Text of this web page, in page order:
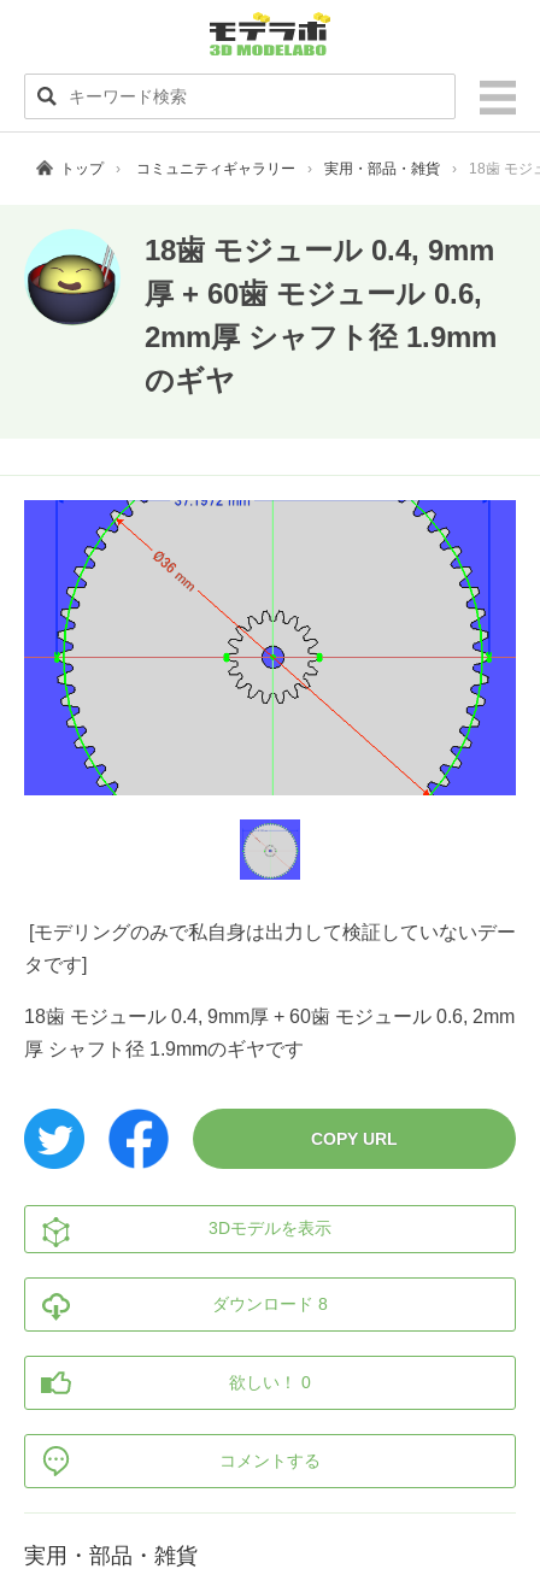
トップ コミュニティギャラリー 実用・部品・雑貨 18歯 モジ
18歯 モジュール 0.4, 9mm
厚 + 60歯 モジュール 0.6,
2mm厚 シャフト径 1.9mm
のギヤ
[モデリングのみで私自身は出力して検証していないデー
タです]
18歯 モジュール 0.4, 9mm厚 + 60歯 モジュール 0.6, 2mm
厚 シャフト径 1.9mmのギヤです
COPY URL
3Dモデルを表示
ダウンロード 8
欲しい！ 0
コメントする
実用・部品・雑貨